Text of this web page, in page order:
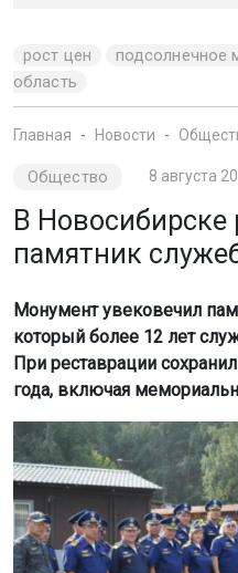
рост цен подсолнечное
область
Главная Новости
Общество 8 августа
В Новосибирске
памятник
Монумент увековечил
который более 12 лет
При реставрации
года, включая